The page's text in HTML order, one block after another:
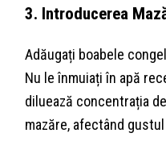
3. Introducerea
Adăugați boabele
Nu le înmuiați în apă
diluează concentrația
mazăre, afectând